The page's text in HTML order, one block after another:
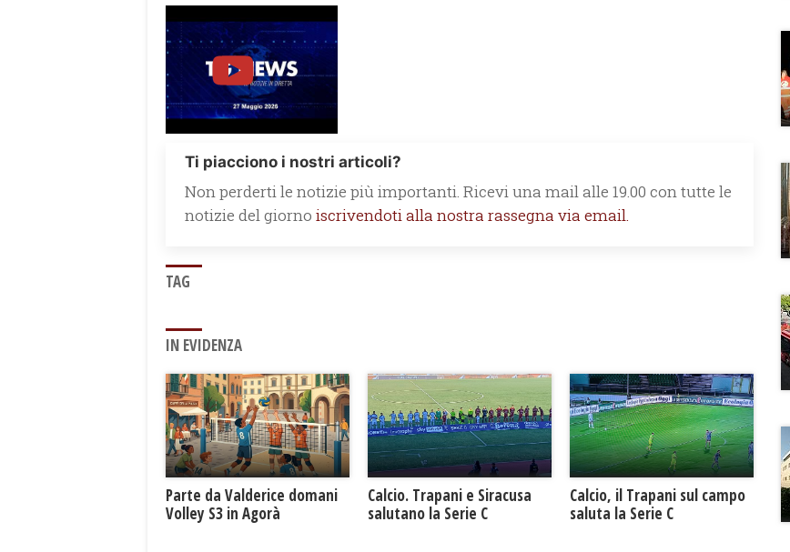
Ti piacciono i nostri articoli?
Non perderti le notizie più importanti. Ricevi una mail alle 19.00 con tutte le
notizie del giorno iscrivendoti alla nostra rassegna via email.
TAG
IN EVIDENZA
Parte da Valderice domani
Volley S3 in Agorà
Calcio. Trapani e Siracusa
salutano la Serie C
Calcio, il Trapani sul campo
saluta la Serie C